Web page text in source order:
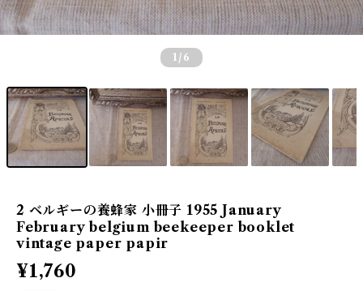
1 /6
2 ベルギーの養蜂家 小冊子 1955 January
February belgium beekeeper booklet
vintage paper papir
¥1,760